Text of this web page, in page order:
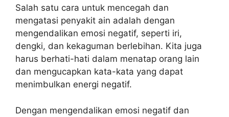
Salah satu cara untuk mencegah dan
mengatasi penyakit ain adalah dengan
mengendalikan emosi negatif, seperti iri,
dengki, dan kekaguman berlebihan. Kita juga
harus berhati-hati dalam menatap orang lain
dan mengucapkan kata-kata yang dapat
menimbulkan energi negatif.
Dengan mengendalikan emosi negatif dan